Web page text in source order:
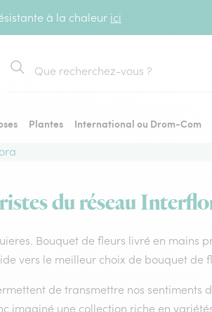
à la chaleur ici
Rechercher
Plantes
International ou Drom-Com
du réseau
Bouquet de fleurs livré en mains
vers le meilleur choix de bouquet de
de transmettre nos sentiments
imaginé une collection riche en